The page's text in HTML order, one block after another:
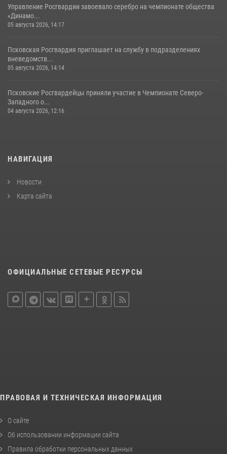
Управление Росгвардии завоевало серебро на чемпионате общества
«Динамо...
05 августа 2026, 14:17
Псковская Росгвардия приглашает на службу в подразделениях
вневедомств...
05 августа 2026, 14:14
Псковские Росгвардейцы приняли участие в Чемпионате Северо-
Западного о...
04 августа 2026, 12:16
НАВИГАЦИЯ
Новости
Карта сайта
ОФИЦИАЛЬНЫЕ СЕТЕВЫЕ РЕСУРСЫ
ПРАВОВАЯ И ТЕХНИЧЕСКАЯ ИНФОРМАЦИЯ
О сайте
Об использовании информации сайта
Правила обработки персональных данных